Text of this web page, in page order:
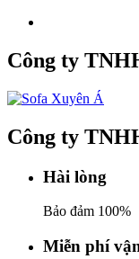
Công ty
Công ty
Hài lòng
Bảo đảm 100%
Miễn phí